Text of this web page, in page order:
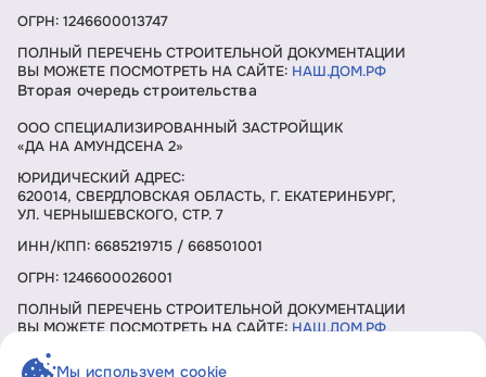
ОГРН: 1246600013747
ПОЛНЫЙ ПЕРЕЧЕНЬ СТРОИТЕЛЬНОЙ ДОКУМЕНТАЦИИ
ВЫ МОЖЕТЕ ПОСМОТРЕТЬ НА САЙТЕ: НАШ.ДОМ.РФ
Вторая очередь строительства
ООО СПЕЦИАЛИЗИРОВАННЫЙ ЗАСТРОЙЩИК
«ДА НА АМУНДСЕНА 2»
ЮРИДИЧЕСКИЙ АДРЕС:
620014, СВЕРДЛОВСКАЯ ОБЛАСТЬ, Г. ЕКАТЕРИНБУРГ,
УЛ. ЧЕРНЫШЕВСКОГО, СТР. 7
ИНН/КПП: 6685219715 / 668501001
ОГРН: 1246600026001
ПОЛНЫЙ ПЕРЕЧЕНЬ СТРОИТЕЛЬНОЙ ДОКУМЕНТАЦИИ
ВЫ МОЖЕТЕ ПОСМОТРЕТЬ НА САЙТЕ: НАШ.ДОМ.РФ
Мы используем cookie